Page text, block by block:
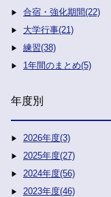
合宿・強化期間(22)
大学行事(21)
練習(38)
1年間のまとめ(5)
年度別
2026年度(3)
2025年度(27)
2024年度(56)
2023年度(46)